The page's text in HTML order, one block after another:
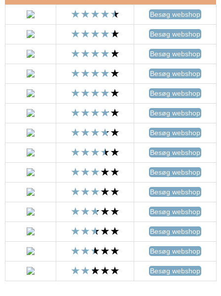
Besøg webshop
Besøg webshop
Besøg webshop
Besøg webshop
Besøg webshop
Besøg webshop
Besøg webshop
Besøg webshop
Besøg webshop
Besøg webshop
Besøg webshop
Besøg webshop
Besøg webshop
Besøg webshop